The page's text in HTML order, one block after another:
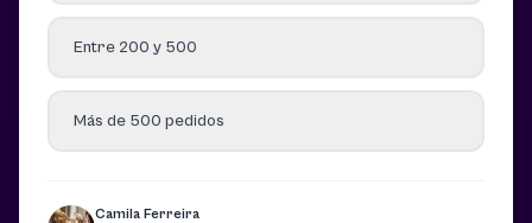
Entre 200 y 500
Más de 500 pedidos
Camila Ferreira